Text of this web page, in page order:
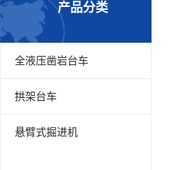
产品分类
全液压凿岩台车
拱架台车
悬臂式掘进机